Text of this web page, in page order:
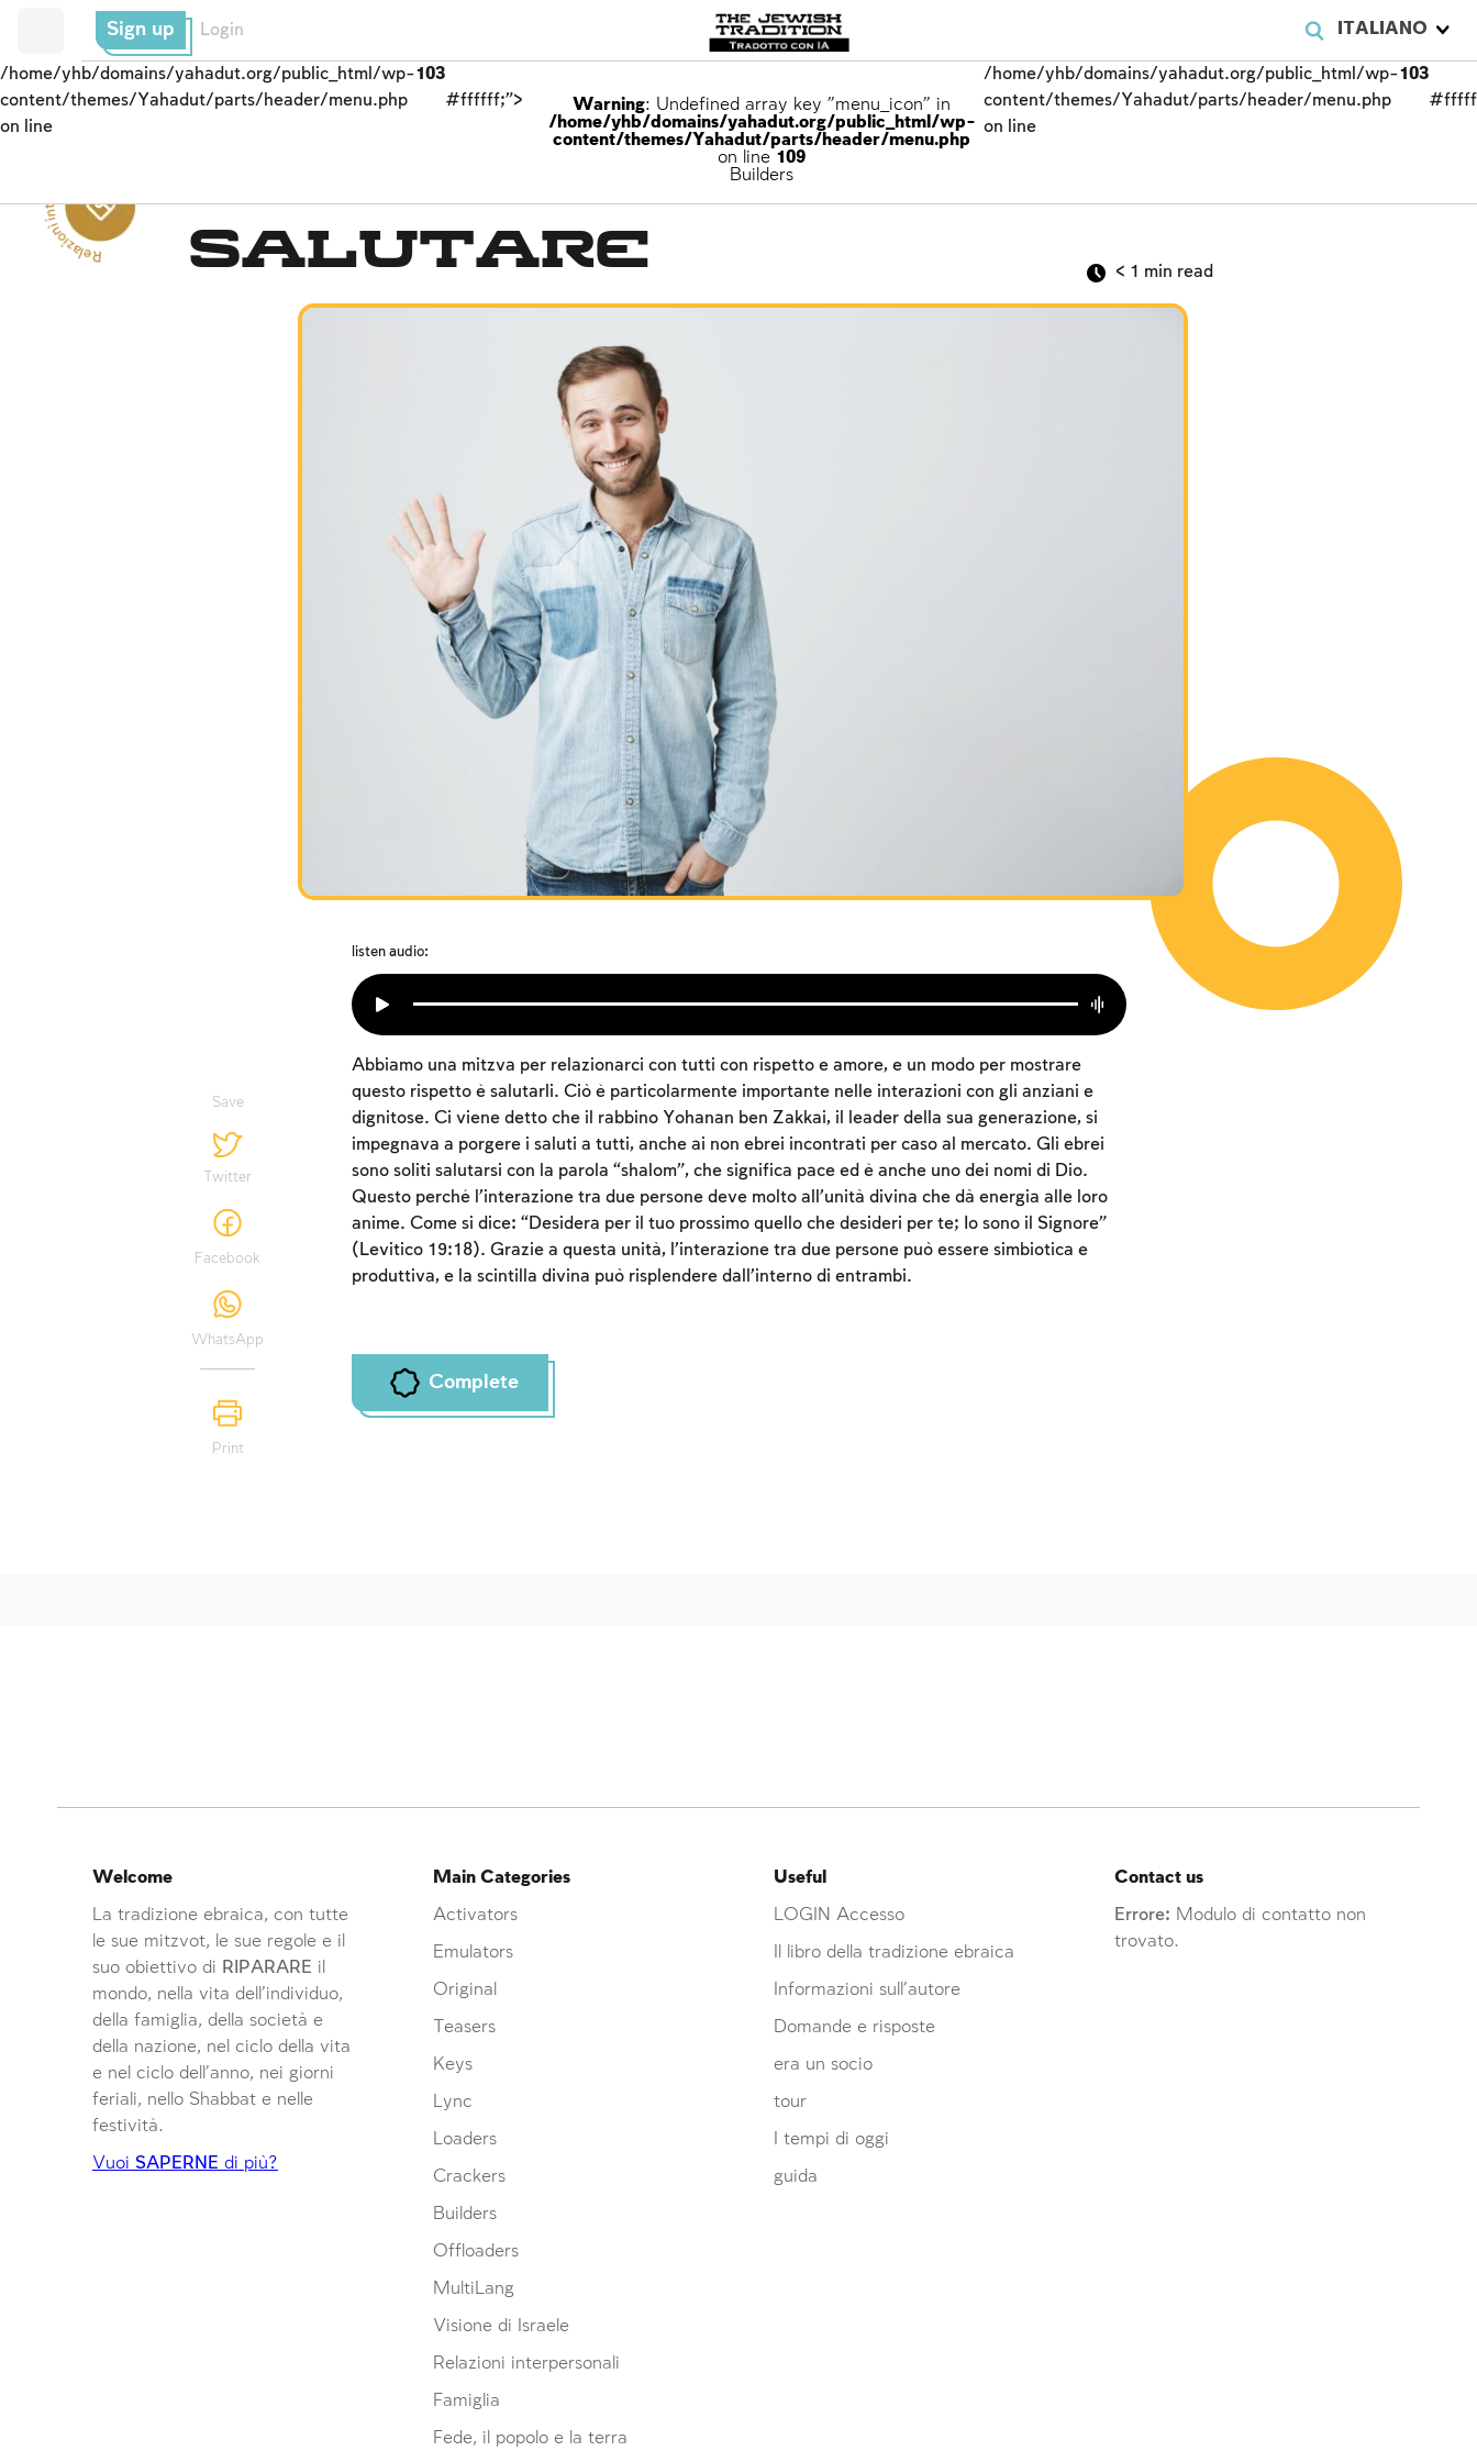
ITALIANO
Sign up Login
/home/yhb/domains/yahadut.org/public_html/wp-
content/themes/Yahadut/parts/header/menu.php
on line
103
#ffffff;">
Warning: Undefined array key "menu_icon" in
/home/yhb/domains/yahadut.org/public_html/wp-
content/themes/Yahadut/parts/header/menu.php
on line 109
Builders
/home/yhb/domains/yahadut.org/public_html/wp-
content/themes/Yahadut/parts/header/menu.php
on line
103
Rel
a
zi
o
ni
i
n
t
e
r
p
e
r
s
o Salutare < 1 min read
listen audio:
Save
Twitter
Facebook
WhatsApp
Print
Abbiamo una mitzva per relazionarci con tutti con rispetto e amore, e un modo per mostrare
questo rispetto è salutarli. Ciò è particolarmente importante nelle interazioni con gli anziani e
dignitose. Ci viene detto che il rabbino Yohanan ben Zakkai, il leader della sua generazione, si
impegnava a porgere i saluti a tutti, anche ai non ebrei incontrati per caso al mercato. Gli ebrei
sono soliti salutarsi con la parola “shalom”, che significa pace ed è anche uno dei nomi di Dio.
Questo perché l’interazione tra due persone deve molto all’unità divina che dà energia alle loro
anime. Come si dice: “Desidera per il tuo prossimo quello che desideri per te; Io sono il Signore”
(Levitico 19:18). Grazie a questa unità, l’interazione tra due persone può essere simbiotica e
produttiva, e la scintilla divina può risplendere dall’interno di entrambi.
Complete
Account required
an account or log in.
Contact us
Errore: Modulo di contatto non
trovato.
Useful
LOGIN Accesso
Il libro della tradizione ebraica
Informazioni sull’autore
Domande e risposte
era un socio
tour
I tempi di oggi
guida
Main Categories
Activators
Emulators
Original
Teasers
Keys
Lync
Loaders
Crackers
Builders
Offloaders
MultiLang
Visione di Israele
Relazioni interpersonali
Famiglia
Fede, il popolo e la terra
Welcome
La tradizione ebraica, con tutte
le sue mitzvot, le sue regole e il
suo obiettivo di RIPARARE il
mondo, nella vita dell’individuo,
della famiglia, della società e
della nazione, nel ciclo della vita
e nel ciclo dell’anno, nei giorni
feriali, nello Shabbat e nelle
festività.
Vuoi SAPERNE di più?